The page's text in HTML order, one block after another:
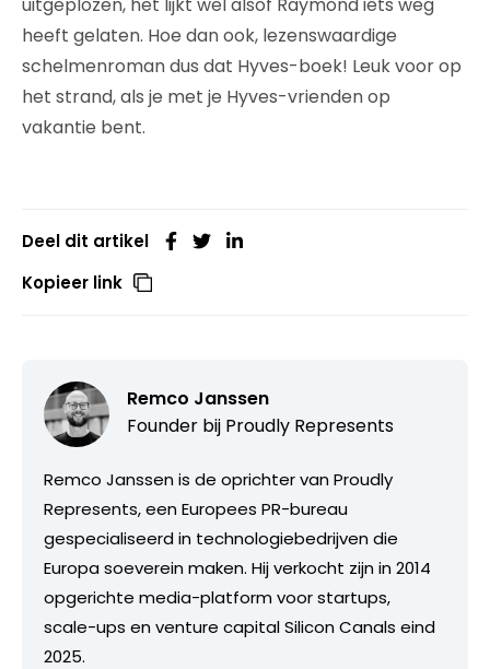
heeft gelaten. Hoe dan ook, lezenswaardige
schelmenroman dus dat Hyves-boek! Leuk voor op
het strand, als je met je Hyves-vrienden op
vakantie bent.
Deel dit artikel
Kopieer link
Remco Janssen
Founder bij Proudly Represents
Remco Janssen is de oprichter van Proudly
Represents, een Europees PR-bureau
gespecialiseerd in technologiebedrijven die
Europa soeverein maken. Hij verkocht zijn in 2014
opgerichte media-platform voor startups,
scale-ups en venture capital Silicon Canals eind
2025.